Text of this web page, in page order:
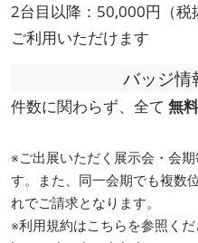
2台目以降：50,000円（
ご利用いただけます
バッジ情
件数に関わらず、全て 無料
※ご出展いただく展示会・会
す。また、同一会期でも複数
れでご請求となります。
※利用規約はこちらを参照く